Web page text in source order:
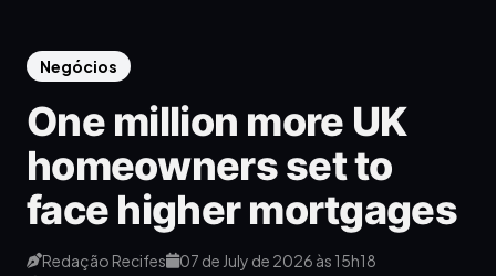
Negócios
One million more UK
homeowners set to
face higher mortgages
Redação Recifes
07 de July de 2026 às 15h18